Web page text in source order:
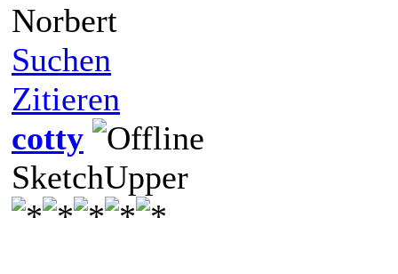
Norbert
Suchen
Zitieren
cotty
SketchUpper